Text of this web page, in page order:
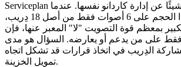
Serviceplan حاليًا. كما تقول شيئًا عن إدارة كاردانو نفسها. عندما
يحصل اقتراح بهذا الحجم على 6 أصوات فقط من أصل 18 دِريب،
بمعظم قوة التصويت "لا" المعبر عنها، فإن
فقط على من يدعم أو يعارضه. السؤال هو مدى
الدِريب في اتخاذ قرارات قد تشكل اتجاه
تمويل الخزينة.